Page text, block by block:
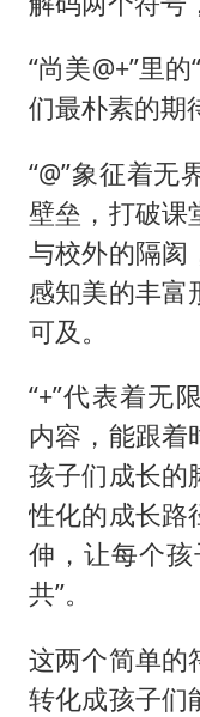
“尚美@+”里
们最朴素的期
“@”象征着
壁垒，打破课
与校外的隔阂
感知美的丰富
可及。
“+”代表着
内容，能跟着
孩子们成长的
性化的成长路
伸，让每个
共”。
这两个简单的
转化成孩子们